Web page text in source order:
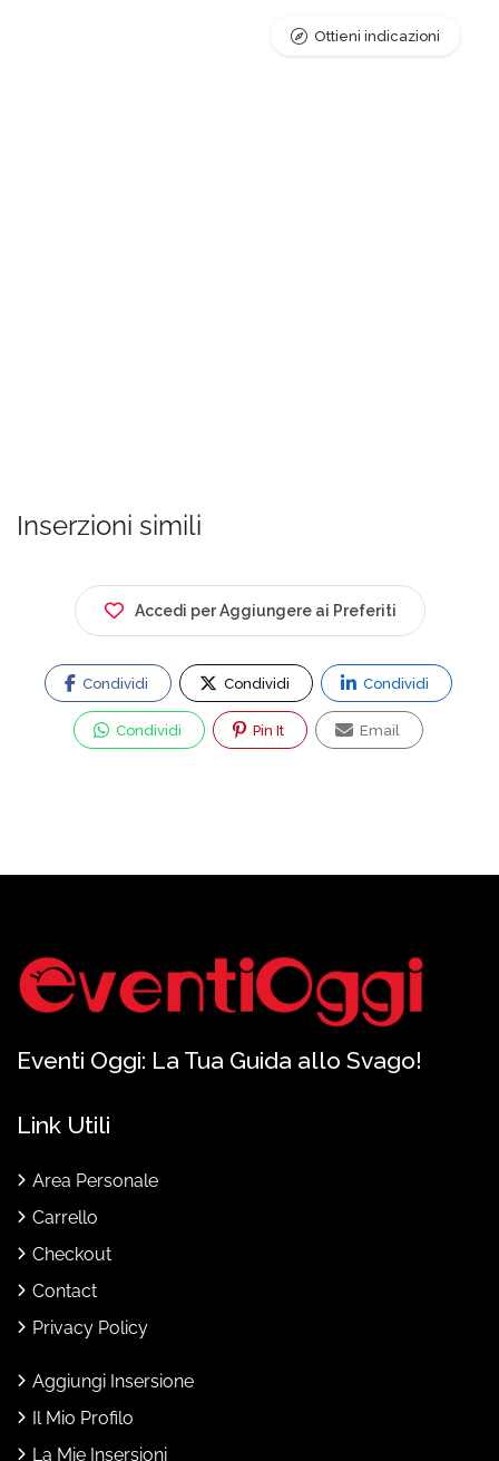
Ottieni indicazioni
Inserzioni simili
Accedi per Aggiungere ai Preferiti
Condividi Condividi Condividi
Condividi Pin It Email
Eventi Oggi: La Tua Guida allo Svago!
Link Utili
Area Personale
Carrello
Checkout
Contact
Privacy Policy
Aggiungi Insersione
Il Mio Profilo
La Mie Insersioni